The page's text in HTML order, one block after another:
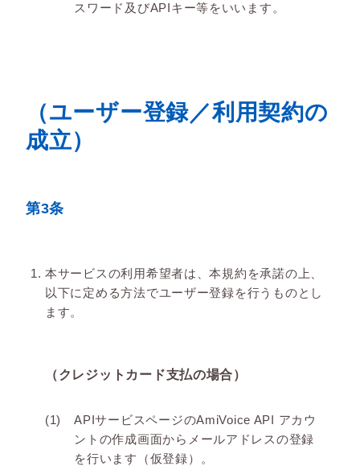
スワード及びAPIキー等をいいます。
（ユーザー登録／利用契約の
成立）
第3条
本サービスの利用希望者は、本規約を承諾の上、
以下に定める方法でユーザー登録を行うものとし
ます。
（クレジットカード支払の場合）
APIサービスページのAmiVoice API アカウ
ントの作成画面からメールアドレスの登録
を行います（仮登録）。